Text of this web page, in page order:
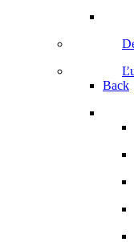
Back